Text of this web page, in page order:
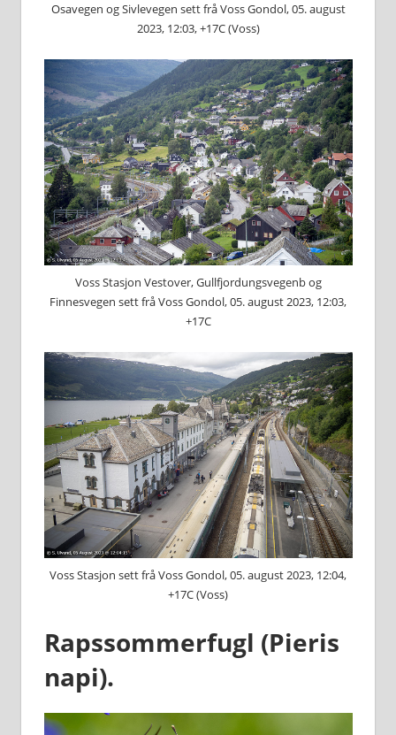
Osavegen og Sivlevegen sett frå Voss Gondol, 05. august
2023, 12:03, +17C (Voss)
Voss Stasjon Vestover, Gullfjordungsvegenb og
Finnesvegen sett frå Voss Gondol, 05. august 2023, 12:03,
+17C
Voss Stasjon sett frå Voss Gondol, 05. august 2023, 12:04,
+17C (Voss)
Rapssommerfugl (Pieris
napi).